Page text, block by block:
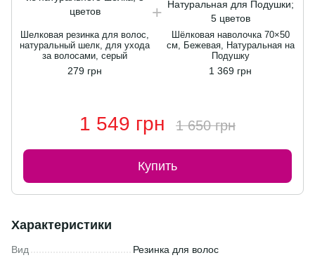
Шелковая резинка для волос,
натуральный шелк, для ухода
за волосами, серый
279 грн
Шёлковая наволочка 70×50
см, Бежевая, Натуральная на
Подушку
1 369 грн
1 549 грн 1 650 грн
Купить
Характеристики
Вид Резинка для волос